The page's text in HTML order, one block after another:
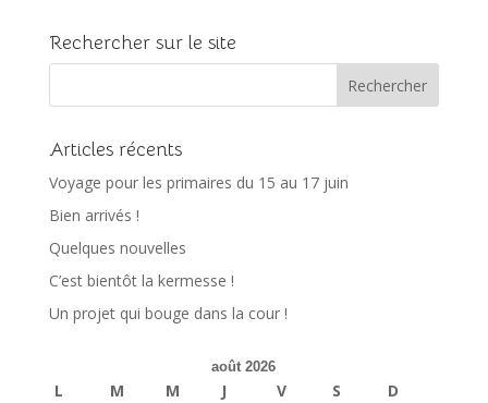
Rechercher sur le site
Articles récents
Voyage pour les primaires du 15 au 17 juin
Bien arrivés !
Quelques nouvelles
C’est bientôt la kermesse !
Un projet qui bouge dans la cour !
août 2026
L M M J V S
D